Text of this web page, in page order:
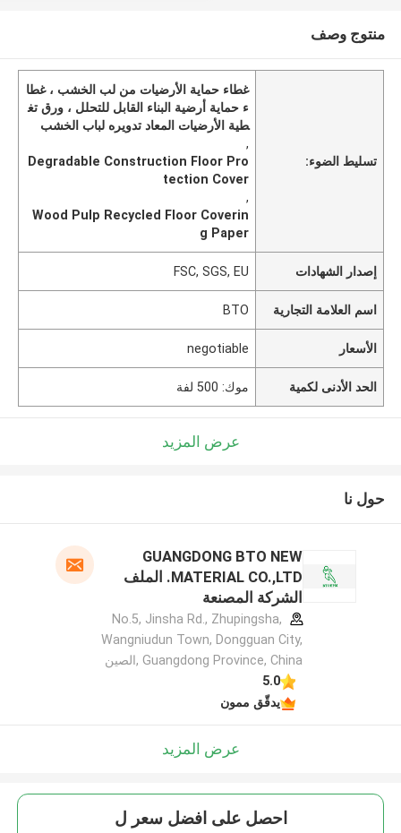
منتوج وصف
تسليط الضوء:
غطاء حماية الأرضيات من لب الخشب ، غطا
ء حماية أرضية البناء القابل للتحلل ، ورق تغ
طية الأرضيات المعاد تدويره لباب الخشب
,
Degradable Construction Floor Pro
tection Cover
,
Wood Pulp Recycled Floor Coverin
g Paper
إصدار الشهادات FSC, SGS, EU
اسم العلامة التجارية BTO
الأسعار negotiable
الحد الأدنى لكمية موك: 500 لفة
عرض المزيد
حول نا
GUANGDONG BTO NEW
MATERIAL CO.,LTD. الملف
الشركة المصنعة
No.5, Jinsha Rd., Zhupingsha,
Wangniudun Town, Dongguan City,
Guangdong Province, China ,الصين
5.0
يدقّق ممون
عرض المزيد
احصل على افضل سعر ل